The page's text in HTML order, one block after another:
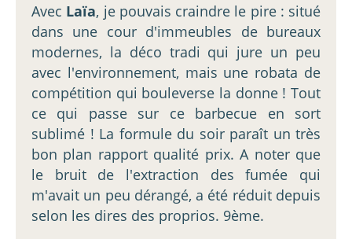
Avec Laïa, je pouvais craindre le pire : situé
dans une cour d'immeubles de bureaux
modernes, la déco tradi qui jure un peu
avec l'environnement, mais une robata de
compétition qui bouleverse la donne ! Tout
ce qui passe sur ce barbecue en sort
sublimé ! La formule du soir paraît un très
bon plan rapport qualité prix. A noter que
le bruit de l'extraction des fumée qui
m'avait un peu dérangé, a été réduit depuis
selon les dires des proprios. 9ème.